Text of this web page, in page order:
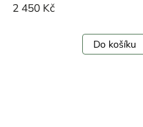
2 450 Kč
Do košíku